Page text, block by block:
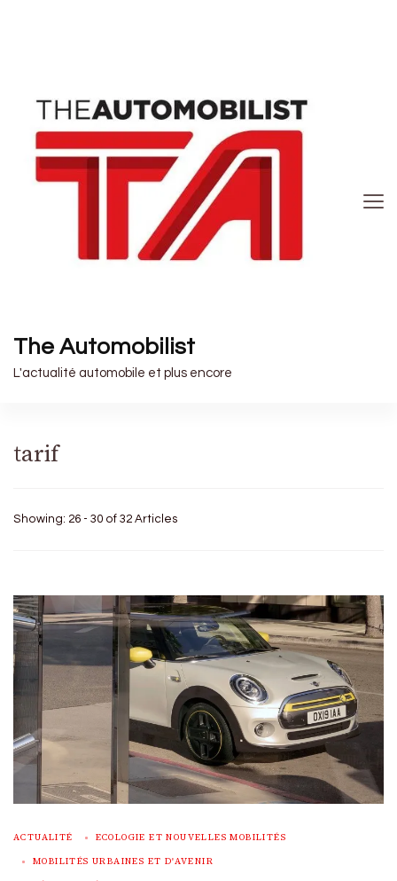
The Automobilist
L'actualité automobile et plus encore
tarif
Showing: 26 - 30 of 32 Articles
ACTUALITÉ ECOLOGIE ET NOUVELLES MOBILITÉS
MOBILITÉS URBAINES ET D'AVENIR